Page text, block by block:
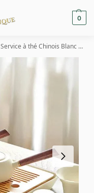
0
Service à thé Chinois Blanc en Céramique